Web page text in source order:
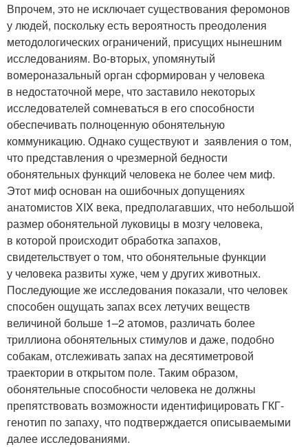
Впрочем, это не исключает существования феромонов
у людей, поскольку есть вероятность преодоления
методологических ограничений, присущих нынешним
исследованиям. Во-вторых, упомянутый
вомероназальный орган сформирован у человека
в недостаточной мере, что заставило некоторых
исследователей сомневаться в его способности
обеспечивать полноценную обонятельную
коммуникацию. Однако существуют и заявления о том,
что представления о чрезмерной бедности
обонятельных функций человека не более чем миф.
Этот миф основан на ошибочных допущениях
анатомистов XIX века, предполагавших, что небольшой
размер обонятельной луковицы в мозгу человека,
в которой происходит обработка запахов,
свидетельствует о том, что обонятельные функции
у человека развиты хуже, чем у других животных.
Последующие же исследования показали, что человек
способен ощущать запах всех летучих веществ
величиной больше 1–2 атомов, различать более
триллиона обонятельных стимулов и даже, подобно
собакам, отслеживать запах на десятиметровой
траектории в открытом поле. Таким образом,
обонятельные способности человека не должны
препятствовать возможности идентифицировать ГКГ-
генотип по запаху, что подтверждается описываемыми
далее исследованиями.